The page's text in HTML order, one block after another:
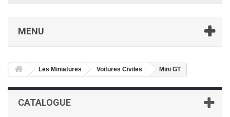
MENU
Les Miniatures Voitures Civiles Mini GT
CATALOGUE